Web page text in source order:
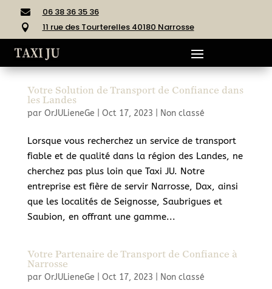
 06 38 36 35 36
 11 rue des Tourterelles 40180 Narrosse
Votre Solution de Transport de Confiance dans
les Landes
par OrJULieneGe Oct 17, 2023 Non classé
Lorsque vous recherchez un service de transport
fiable et de qualité dans la région des Landes, ne
cherchez pas plus loin que Taxi JU. Notre
entreprise est fière de servir Narrosse, Dax, ainsi
que les localités de Seignosse, Saubrigues et
Saubion, en offrant une gamme...
Votre Partenaire de Transport de Confiance à
Narrosse
par OrJULieneGe Oct 17, 2023 Non classé